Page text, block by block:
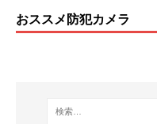
おススメ防犯カメラ